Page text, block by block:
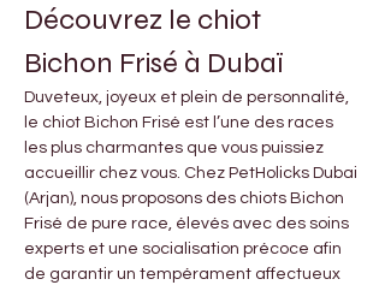
Découvrez le chiot
Bichon Frisé à Dubaï
Duveteux, joyeux et plein de personnalité,
le chiot Bichon Frisé est l’une des races
les plus charmantes que vous puissiez
accueillir chez vous. Chez PetHolicks Dubai
(Arjan), nous proposons des chiots Bichon
Frisé de pure race, élevés avec des soins
experts et une socialisation précoce afin
de garantir un tempérament affectueux